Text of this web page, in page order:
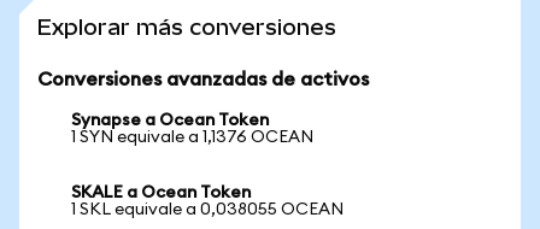
Explorar más conversiones
Conversiones avanzadas de activos
Synapse a Ocean Token
1 SYN equivale a 1,1376 OCEAN
SKALE a Ocean Token
1 SKL equivale a 0,038055 OCEAN